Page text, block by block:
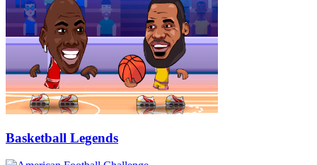
Basketball Legends